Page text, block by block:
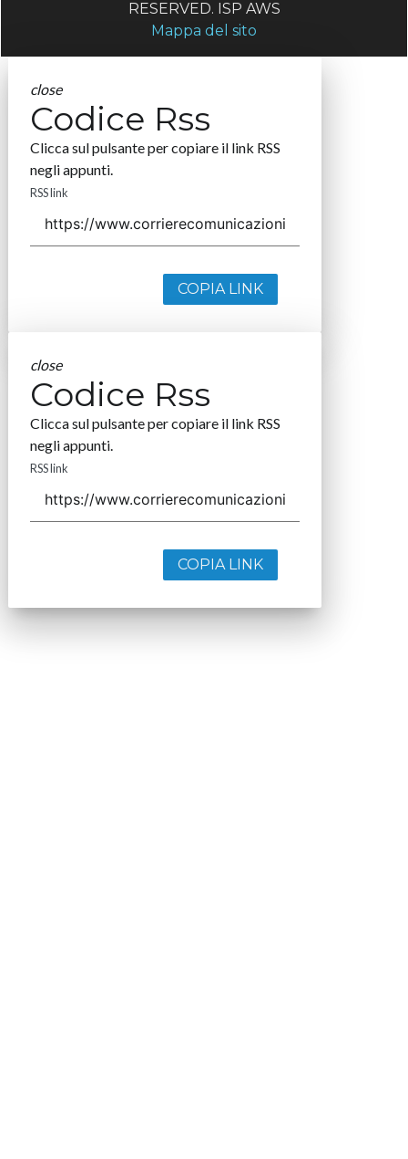
RESERVED. ISP AWS
Mappa del sito
close
Codice Rss
Clicca sul pulsante per copiare il link RSS
negli appunti.
RSS link
COPIA LINK
close
Codice Rss
Clicca sul pulsante per copiare il link RSS
negli appunti.
RSS link
COPIA LINK